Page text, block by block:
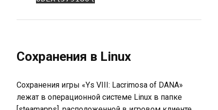
Сохранения в Linux
Сохранения игры «Ys VIII: Lacrimosa of DANA»
лежат в операционной системе Linux в папке